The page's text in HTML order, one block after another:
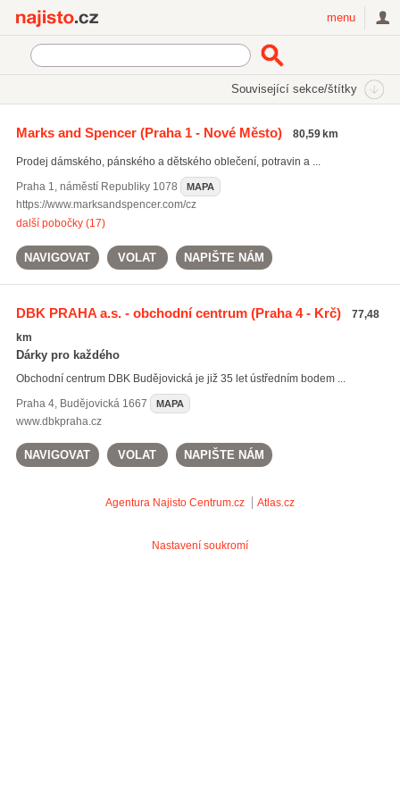
menu
Související sekce/štítky
pánská saka(289)
kalhoty(1282)
Marks and Spencer(Praha 1 - Nové Město) 80,59 km
Prodej dámského, pánského a dětského oblečení, potravin a ...
Praha 1, náměstí Republiky 1078 MAPA
https://www.marksandspencer.com/cz
další pobočky (17)
NAVIGOVAT VOLAT NAPIŠTE NÁM
DBK PRAHA a.s. - obchodní centrum(Praha 4 - Krč)
77,48
km
Dárky pro každého
Obchodní centrum DBK Budějovická je již 35 let ústředním bodem ...
Praha 4, Budějovická 1667 MAPA
www.dbkpraha.cz
NAVIGOVAT VOLAT NAPIŠTE NÁM
Agentura Najisto Centrum.cz Atlas.cz
Nastavení soukromí